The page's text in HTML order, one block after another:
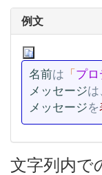
例文
名前は 「 プロ
メッセージは
メッセージを
文字列内で